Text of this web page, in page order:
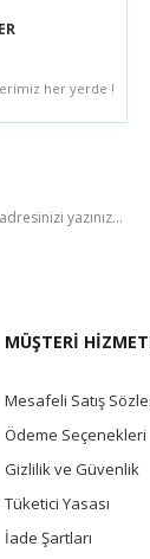
her yerde !
MÜŞTERİ
Mesafeli Satış
Ödeme Seçenekleri
Gizlilik ve Güvenlik
Tüketici Yasası
İade Şartları